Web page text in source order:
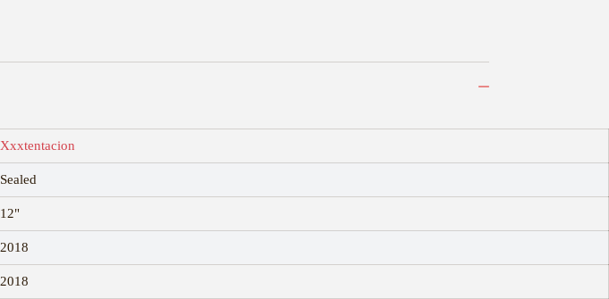
Xxxtentacion
Sealed
12"
2018
2018